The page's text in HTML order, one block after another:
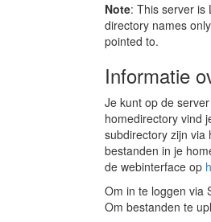
Note: This server is
directory names
pointed to.
Informatie
Je kunt op de
homedirectory vind
subdirectory zijn
bestanden in je
de webinterface op
Om in te loggen via
Om bestanden te